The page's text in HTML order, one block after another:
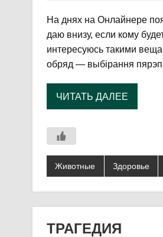
На днях на Онлайнере
даю внизу, если кому
интересуюсь такими
обряд — выбірання
ЧИТАТЬ ДАЛЕЕ
Животные Здоровье
ТРАГЕДИЯ